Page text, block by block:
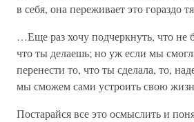
в себя, она переживает это гораздо
…Еще раз хочу подчеркнуть, что не
что ты делаешь; но уж если мы
перенести то, что ты сделала, то,
мы сможем сами устроить свою
Постарайся все это осмыслить и